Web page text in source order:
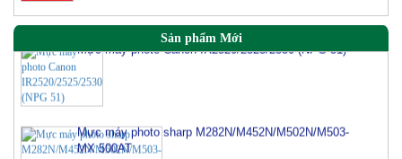
Sản phẩm Mới
Mực máy photo Canon IR2520/2525/2530 (NPG 51)
MX 500AT